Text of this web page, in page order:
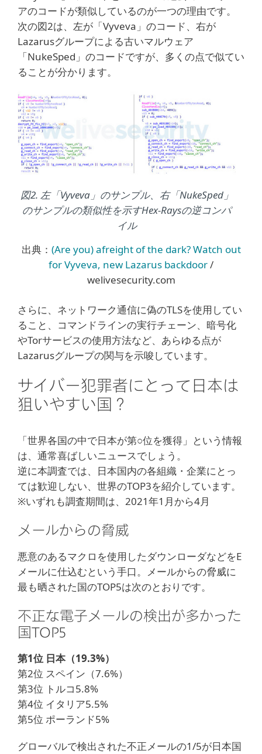
アのコードが類似しているのが一つの理由です。
次の図2は、左が「Vyveva」のコード、右が
Lazarusグループによる古いマルウェア
「NukeSped」のコードですが、多くの点で似てい
ることが分かります。
図2. 左「Vyveva」のサンプル、右「NukeSped」
のサンプルの類似性を示すHex-Raysの逆コンパ
イル
出典： (Are you) afreight of the dark? Watch out
for Vyveva, new Lazarus backdoor/
welivesecurity.com
さらに、ネットワーク通信に偽のTLSを使用してい
ること、コマンドラインの実行チェーン、暗号化
やTorサービスの使用方法など、あらゆる点が
Lazarusグループの関与を示唆しています。
サイバー犯罪者にとって日本は
狙いやすい国？
「世界各国の中で日本が第○位を獲得」という情報
は、通常喜ばしいニュースでしょう。
逆に本調査では、日本国内の各組織・企業にとっ
ては歓迎しない、世界のTOP3を紹介しています。
※いずれも調査期間は、2021年1月から4月
メールからの脅威
悪意のあるマクロを使用したダウンローダなどをE
メールに仕込むという手口。メールからの脅威に
最も晒された国のTOP5は次のとおりです。
不正な電子メールの検出が多かった
国TOP5
第1位 日本（19.3%）
第2位 スペイン（7.6%）
第3位 トルコ5.8%
第4位 イタリア5.5%
第5位 ポーランド5%
グローバルで検出された不正メールの1/5が日本国